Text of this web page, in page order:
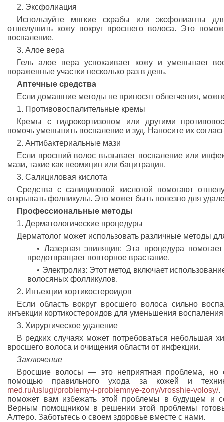
2. Эксфолиация
Используйте мягкие скрабы или эксфолианты
отшелушить кожу вокруг вросшего волоса. Это
воспаление.
3. Алое вера
Гель алое вера успокаивает кожу и уменьшает
пораженные участки несколько раз в день.
Аптечные средства
Если домашние методы не приносят облегчения,
1. Противовоспалительные кремы
Кремы с гидрокортизоном или другими
помочь уменьшить воспаление и зуд. Наносите их
2. Антибактериальные мази
Если вросший волос вызывает воспаление или
мази, такие как неомицин или бацитрацин.
3. Салициловая кислота
Средства с салициловой кислотой помогают
открывать фолликулы. Это может быть полезно для
Профессиональные методы
1. Дерматологические процедуры
Дерматолог может использовать различные методы
• Лазерная эпиляция: Эта процедура
предотвращает повторное врастание.
• Электролиз: Этот метод включает
волосяных фолликулов.
2. Инъекции кортикостероидов
Если область вокруг вросшего волоса сильно
инъекции кортикостероидов для уменьшения
3. Хирургическое удаление
В редких случаях может потребоваться небольшая
вросшего волоса и очищения области от инфекции.
Заключение
Вросшие волосы — это неприятная проблема, но
помощью правильного ухода за кожей и
med.ru/uslugi/problemy-i-problemnye-zony/vrosshie-volosy/.
поможет вам избежать этой проблемы в будущем и
Верным помощником в решении этой проблемы
Алтеро. Заботьтесь о своем здоровье вместе с нами.